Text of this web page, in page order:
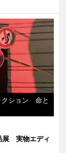
クション 命と
展 実物エディ